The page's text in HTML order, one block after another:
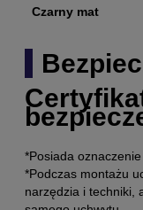
Czarny mat
*Posiada
*Podczas montażu
narzędzia i techniki,